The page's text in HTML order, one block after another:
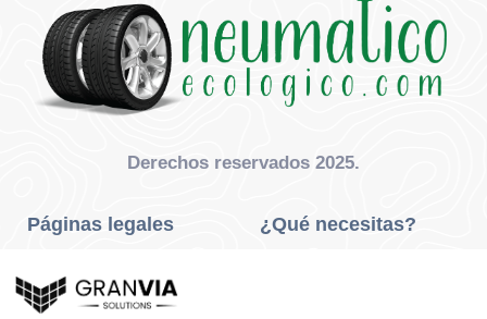
Derechos reservados 2025.
Páginas legales
Privacidad Y Cookies
Aviso Legal
¿Qué necesitas?